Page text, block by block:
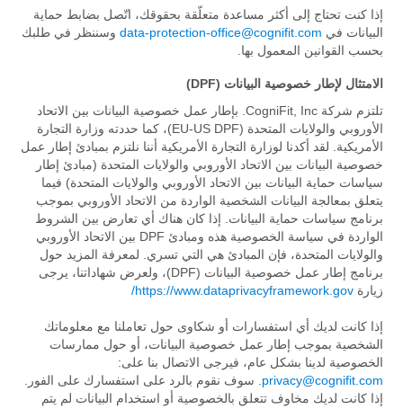
إذا كنت تحتاج إلى أكثر مساعدة متعلّقة بحقوقك، اتّصل بضابط حماية
البيانات في data-protection-office@cognifit.com وسننظر في طلبك
بحسب القوانين المعمول بها.
الامتثال لإطار خصوصية البيانات (DPF)
تلتزم شركة CogniFit, Inc. بإطار عمل خصوصية البيانات بين الاتحاد
الأوروبي والولايات المتحدة (EU-US DPF)، كما حددته وزارة التجارة
الأمريكية. لقد أكدنا لوزارة التجارة الأمريكية أننا نلتزم بمبادئ إطار عمل
خصوصية البيانات بين الاتحاد الأوروبي والولايات المتحدة (مبادئ إطار
سياسات حماية البيانات بين الاتحاد الأوروبي والولايات المتحدة) فيما
يتعلق بمعالجة البيانات الشخصية الواردة من الاتحاد الأوروبي بموجب
برنامج سياسات حماية البيانات. إذا كان هناك أي تعارض بين الشروط
الواردة في سياسة الخصوصية هذه ومبادئ DPF بين الاتحاد الأوروبي
والولايات المتحدة، فإن المبادئ هي التي تسري. لمعرفة المزيد حول
برنامج إطار عمل خصوصية البيانات (DPF)، ولعرض شهاداتنا، يرجى
زيارةhttps://www.dataprivacyframework.gov/
إذا كانت لديك أي استفسارات أو شكاوى حول تعاملنا مع معلوماتك
الشخصية بموجب إطار عمل خصوصية البيانات، أو حول ممارسات
الخصوصية لدينا بشكل عام، فيرجى الاتصال بنا على:
privacy@cognifit.com . سوف نقوم بالرد على استفسارك على الفور.
إذا كانت لديك مخاوف تتعلق بالخصوصية أو استخدام البيانات لم يتم